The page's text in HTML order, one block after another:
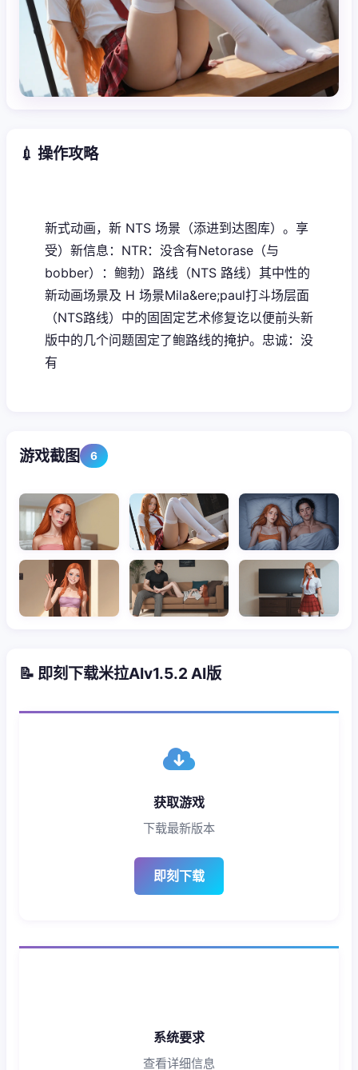
💉 操作攻略
新式动画，新 NTS 场景（添进到达图库）。享
受）新信息：NTR：没含有Netorase（与
bobber）：鲍勃）路线（NTS 路线）其中性的
新动画场景及 H 场景Mila&ere;paul打斗场层面
（NTS路线）中的固固定艺术修复讫以便前头新
版中的几个问题固定了鲍路线的掩护。忠诚：没
有
游戏截图 6
📝 即刻下载米拉AIv1.5.2 AI版
获取游戏
下载最新版本
即刻下载
系统要求
查看详细信息